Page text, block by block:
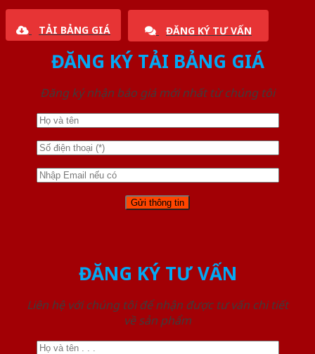
TẢI BẢNG GIÁ ĐĂNG KÝ TƯ VẤN
ĐĂNG KÝ TẢI BẢNG GIÁ
Đăng ký nhận báo giá mới nhất từ chúng tôi
ĐĂNG KÝ TƯ VẤN
Liên hệ với chúng tôi để nhận được tư vấn chi tiết
về sản phẩm